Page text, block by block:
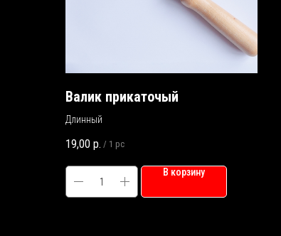
Валик прикаточый
Длинный
19,00 р. / 1 pc
В корзину